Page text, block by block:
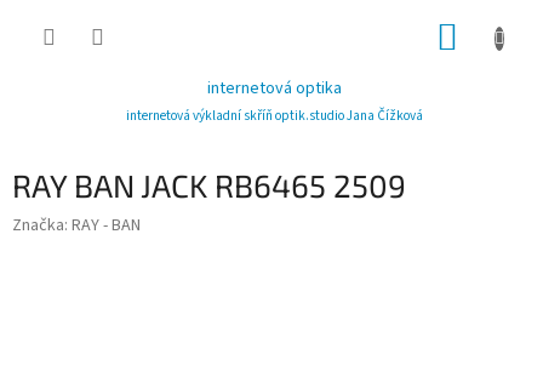
internetová optika
internetová výkladní skříň optik.studio Jana Čížková
RAY BAN JACK RB6465 2509
Značka: RAY - BAN